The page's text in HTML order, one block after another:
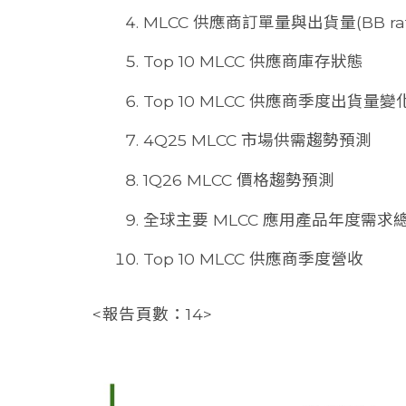
MLCC 供應商訂單量與出貨量(BB
Top 10 MLCC 供應商庫存狀態
Top 10 MLCC 供應商季度出貨量變
4Q25 MLCC 市場供需趨勢預測
1Q26 MLCC 價格趨勢預測
全球主要 MLCC 應用產品年度需求
Top 10 MLCC 供應商季度營收
<報告頁數：14>